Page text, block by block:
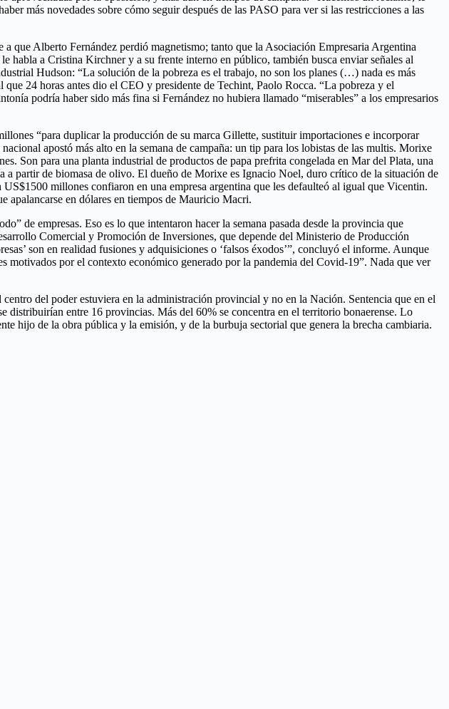
más novedades sobre cómo seguir después de las PASO para ver si las restricciones a las
que Alberto Fernández perdió magnetismo; tanto que la Asociación Empresaria Argentina
habla a Cristina Kirchner y a su frente interno en público, también busca enviar señales al
Hudson: “La solución de la pobreza es el trabajo, no son los planes (…) nada es más
24 horas antes dio el CEO y presidente de Techint, Paolo Rocca. “La pobreza y el
podría haber sido más fina si Fernández no hubiera llamado “miserables” a los empresarios
“para duplicar la producción de su marca Gillette, sustituir importaciones e incorporar
apostó más alto en la semana de campaña: un tip para los lobistas de las multis. Morixe
Son para una planta industrial de productos de papa prefrita congelada en Mar del Plata, una
partir de biomasa de olivo. El dueño de Morixe es Ignacio Noel, duro crítico de la situación de
millones confiaron en una empresa argentina que les defaulteó al igual que Vicentin.
apalancarse en dólares en tiempos de Mauricio Macri.
de empresas. Eso es lo que intentaron hacer la semana pasada desde la provincia que
Comercial y Promoción de Inversiones, que depende del Ministerio de Producción
son en realidad fusiones y adquisiciones o ‘falsos éxodos’”, concluyó el informe. Aunque
motivados por el contexto económico generado por la pandemia del Covid-19”. Nada que ver
del poder estuviera en la administración provincial y no en la Nación. Sentencia que en el
distribuirían entre 16 provincias. Más del 60% se concentra en el territorio bonaerense. Lo
hijo de la obra pública y la emisión, y de la burbuja sectorial que genera la brecha cambiaria.